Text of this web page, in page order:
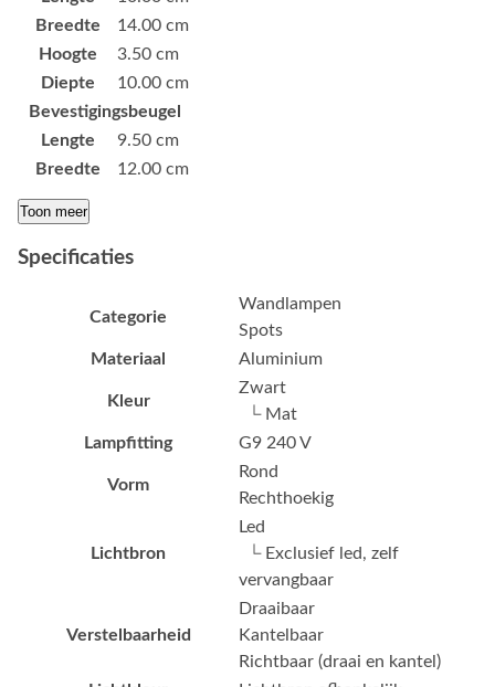
Breedte
14.00 cm
Hoogte
3.50 cm
Diepte
10.00 cm
Bevestigingsbeugel
Lengte
9.50 cm
Breedte
12.00 cm
Toon meer
Specificaties
Categorie
Wandlampen
Spots
Materiaal
Aluminium
Kleur
Zwart
└ Mat
Lampfitting
G9 240 V
Vorm
Rond
Rechthoekig
Lichtbron
Led
└ Exclusief led, zelf
vervangbaar
Verstelbaarheid
Draaibaar
Kantelbaar
Richtbaar (draai en kantel)